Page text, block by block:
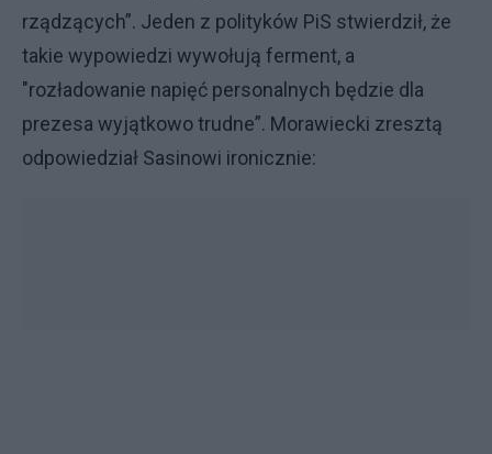
rządzących”. Jeden z polityków PiS stwierdził, że
takie wypowiedzi wywołują ferment, a
"rozładowanie napięć personalnych będzie dla
prezesa wyjątkowo trudne”. Morawiecki zresztą
odpowiedział Sasinowi ironicznie: